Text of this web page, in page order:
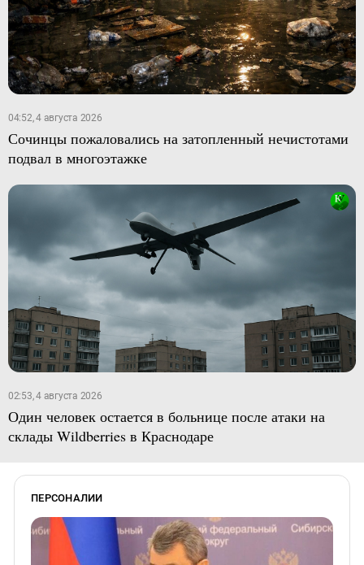
04:52, 4 августа 2026
Сочинцы пожаловались на затопленный нечистотами
подвал в многоэтажке
02:53, 4 августа 2026
Один человек остается в больнице после атаки на
склады Wildberries в Краснодаре
ПЕРСОНАЛИИ